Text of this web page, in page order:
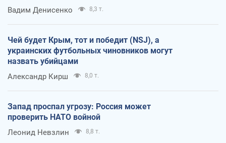
Вадим Денисенко 8,3 т.
Чей будет Крым, тот и победит (NSJ), а
украинских футбольных чиновников могут
назвать убийцами
Александр Кирш 8,0 т.
Запад проспал угрозу: Россия может
проверить НАТО войной
Леонид Невзлин 8,8 т.